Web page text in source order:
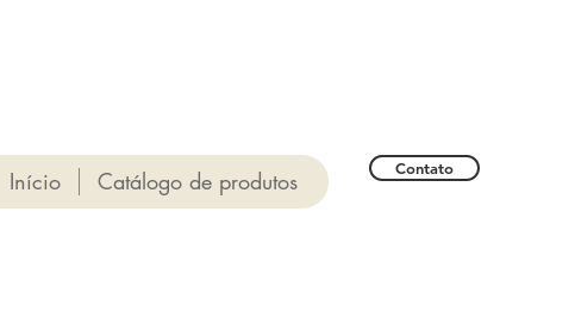
Início Catálogo de produtos Contato